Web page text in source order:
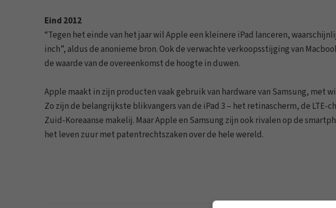
Eind 2012
“Tegen het einde van het jaar wil Apple een kleinere iPad lanceren,
inch”, aldus de anonieme bron. Ook de verwachte verkoopsstijging van
de waarde van de overeenkomst de hoogte in duwen.
Apple maakt in zijn producten vaak gebruik van hardware van Samsung, met
Zo zijn de belangrijkste blikvangers van de iPad 3 – het retinascherm, de LTE-
Zuid-Koreaanse makelij. Maar Apple en Samsung zijn ook rivalen op de
het leven zuur met patentrechtszaken over de hele wereld.